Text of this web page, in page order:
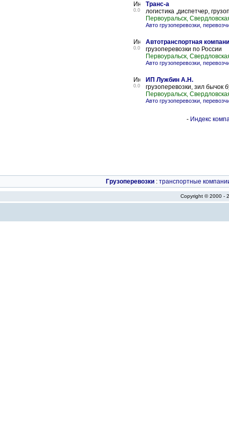
0.0
Транс-а
логистика ,диспетчер,
Первоуральск,
Авто грузоперевозки,
0.0
Автотранспортная
грузоперевозки по России
Первоуральск,
Авто грузоперевозки,
0.0
ИП Лужбин А.Н.
грузоперевозки, зил бычок
Первоуральск,
Авто грузоперевозки,
- Индекс
Грузоперевозки : транспортные
Copyright © 2000 -